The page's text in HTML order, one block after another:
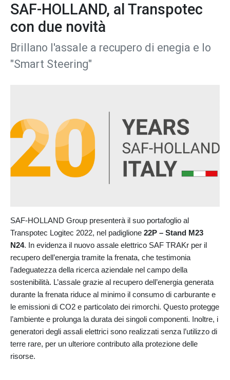
SAF-HOLLAND, al Transpotec
con due novità
Brillano l'assale a recupero di enegia e lo
"Smart Steering"
SAF-HOLLAND Group presenterà il suo portafoglio al
Transpotec Logitec 2022, nel padiglione 22P – Stand M23
N24. In evidenza il nuovo assale elettrico SAF TRAKr per il
recupero dell’energia tramite la frenata, che testimonia
l’adeguatezza della ricerca aziendale nel campo della
sostenibilità. L’assale grazie al recupero dell’energia generata
durante la frenata riduce al minimo il consumo di carburante e
le emissioni di CO2 e particolato dei rimorchi. Questo protegge
l’ambiente e prolunga la durata dei singoli componenti. Inoltre, i
generatori degli assali elettrici sono realizzati senza l’utilizzo di
terre rare, per un ulteriore contributo alla protezione delle
risorse.